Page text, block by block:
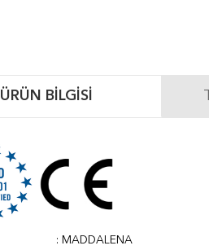
ÜRÜN BILGISI
: MADDALENA